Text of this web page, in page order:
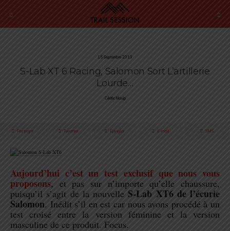
15 Septembre 2013
S-Lab XT 6 Racing, Salomon Sort L’artillerie
Lourde…
Cédric Masip
Partager Tweeter Épingler E-mail SMS
Aujourd’hui c’est un test exclusif que nous vous
proposons, et pas sur n’importe qu’elle chaussure,
puisqu’il s’agit de la nouvelleS-Lab XT6 de l’écurie
Salomon. Inédit s’il en est car nous avons procédé à un
test croisé entre la version féminine et la version
masculine de ce produit. Focus.